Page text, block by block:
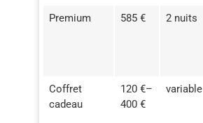
Premium
585 € 2 nuits
Coffret
cadeau
120 €–
400 €
variable